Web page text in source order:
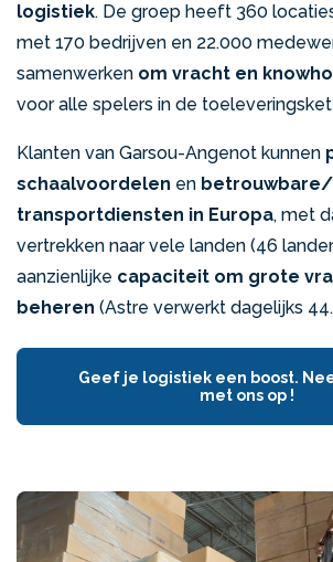
logistiek. De groep heeft 360
met 170 bedrijven en 22.000
samenwerken om vracht en
voor alle spelers in de
Klanten van Garsou-Angenot kunnen
schaalvoordelen en
transportdiensten in Europa, met
vertrekken naar vele landen (46
aanzienlijke capaciteit om grote
beheren (Astre verwerkt dagelijks
Geef je logistiek een boost.
met ons op !